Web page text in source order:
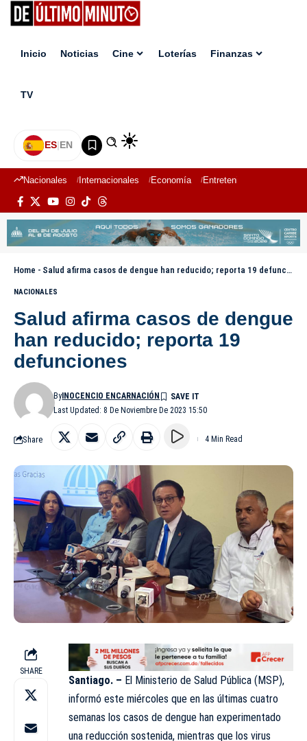
Inicio Noticias Cine Loterías Finanzas
TV
ES|EN
Nacionales Internacionales Economía Entretenimiento
Home - Salud afirma casos de dengue han reducido; reporta 19 defunciones
NACIONALES
Salud afirma casos de dengue
han reducido; reporta 19
defunciones
Last Updated: 8 De Noviembre De 2023 15:50
ByINOCENCIO ENCARNACIÓN
Share 4 Min Read
SHARE
Santiago. – El Ministerio de Salud Pública (MSP),
informó este miércoles que en las últimas cuatro
semanas los casos de dengue han experimentado
una reducción sostenida, mientras que los virus